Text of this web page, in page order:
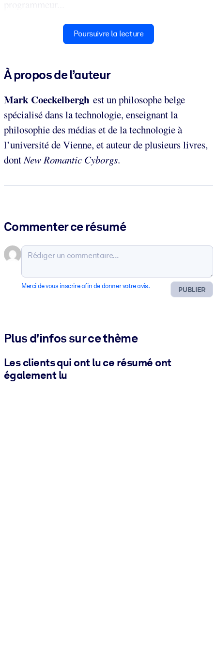
Poursuivre la lecture
À propos de l’auteur
Mark Coeckelbergh est un philosophe belge
spécialisé dans la technologie, enseignant la
philosophie des médias et de la technologie à
l’université de Vienne, et auteur de plusieurs livres,
dontNew Romantic Cyborgs.
Commenter ce résumé
PUBLIER
Merci de vous inscrire afin de donner votre avis.
Plus d'infos sur ce thème
Les clients qui ont lu ce résumé ont
également lu